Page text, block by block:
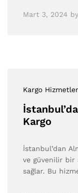
Mart 3, 2024 by
Kargo
Kargo
İstanbul’dan
ve güvenilir bir
sağlar. Bu